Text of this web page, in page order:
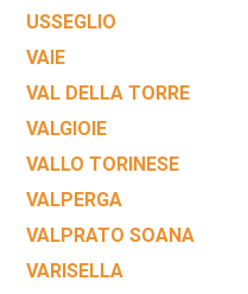
USSEGLIO
VAIE
VAL DELLA TORRE
VALGIOIE
VALLO TORINESE
VALPERGA
VALPRATO SOANA
VARISELLA